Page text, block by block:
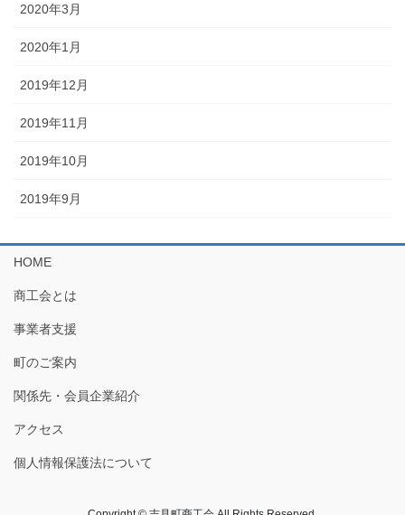
2020年3月
2020年1月
2019年12月
2019年11月
2019年10月
2019年9月
HOME
商工会とは
事業者支援
町のご案内
関係先・会員企業紹介
アクセス
個人情報保護法について